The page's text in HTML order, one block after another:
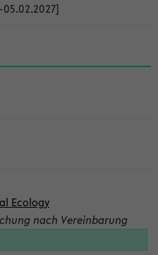
Ecology
nach Vereinbarung